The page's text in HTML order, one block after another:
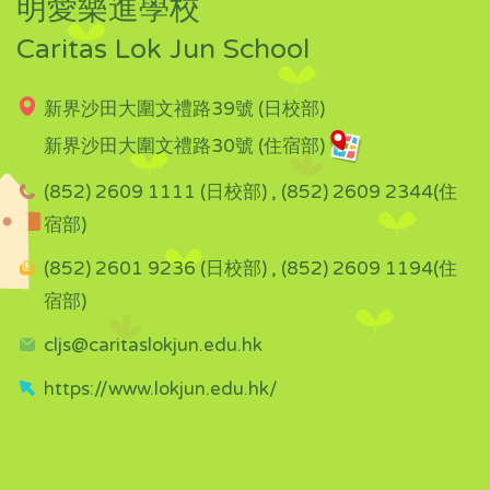
明愛樂進學校
Caritas Lok Jun School
新界沙田大圍文禮路39號 (日校部)
新界沙田大圍文禮路30號 (住宿部)
(852) 2609 1111 (日校部) , (852) 2609 2344(住
宿部)
(852) 2601 9236 (日校部) , (852) 2609 1194(住
宿部)
cljs@caritaslokjun.edu.hk
https://www.lokjun.edu.hk/